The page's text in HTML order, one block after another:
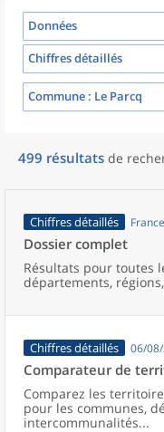
Données
Chiffres détaillés
Commune : Le Parcq
499 résultats de
Chiffres détaillés
Dossier complet
Résultats pour toutes
départements,
Chiffres détaillés 06/
Comparateur de
Comparez les
pour les communes,
intercommunalités...